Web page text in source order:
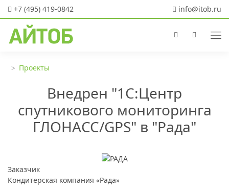
+7 (495) 419-0842 info@itob.ru
Проекты
Внедрен "1С:Центр
спутникового мониторинга
ГЛОНАСС/GPS" в "Рада"
Заказчик
Кондитерская компания «Рада»